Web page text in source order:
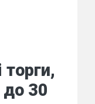
торги,
до 30